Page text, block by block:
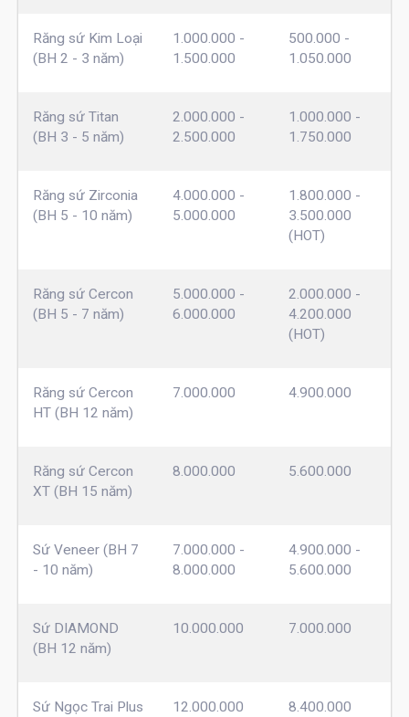
Răng sứ Kim Loại
(BH 2 - 3 năm)
1.000.000 -
1.500.000
500.000 -
1.050.000
Răng sứ Titan
(BH 3 - 5 năm)
2.000.000 -
2.500.000
1.000.000 -
1.750.000
Răng sứ Zirconia
(BH 5 - 10 năm)
4.000.000 -
5.000.000
1.800.000 -
3.500.000
(HOT)
Răng sứ Cercon
(BH 5 - 7 năm)
5.000.000 -
6.000.000
2.000.000 -
4.200.000
(HOT)
Răng sứ Cercon
HT (BH 12 năm)
7.000.000 4.900.000
Răng sứ Cercon
XT (BH 15 năm)
8.000.000 5.600.000
Sứ Veneer (BH 7
- 10 năm)
7.000.000 -
8.000.000
4.900.000 -
5.600.000
Sứ DIAMOND
(BH 12 năm)
10.000.000 7.000.000
Sứ Ngọc Trai Plus
12.000.000 8.400.000